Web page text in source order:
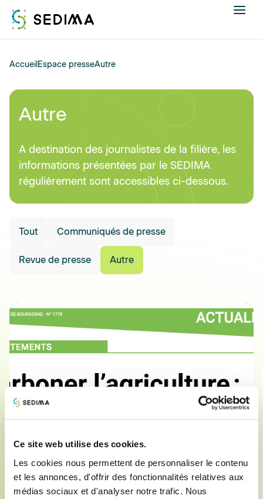
Ce site web utilise des cookies.
Les cookies nous permettent de personnaliser le contenu
et les annonces, d'offrir des fonctionnalités relatives aux
médias sociaux et d'analyser notre trafic. Nous
Nous connaître
Actualités
Formations
Offres d'emploi
Accueil Espace presseAutre
Autre
A destination des journalistes de la filière, les
informations présentées par le SEDIMA
régulièrement sont accessibles ci-dessous.
Tout Communiqués de presse
Revue de presse Autre
22/05/24
Décarboner l'agriculture
Télécharger